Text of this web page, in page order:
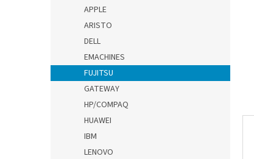
APPLE
ARISTO
DELL
EMACHINES
FUJITSU
GATEWAY
HP/COMPAQ
HUAWEI
IBM
LENOVO